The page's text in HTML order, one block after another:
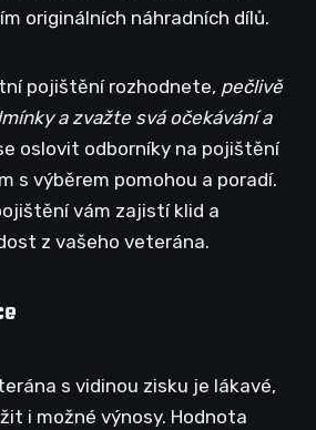
originálních náhradních dílů.
pojištění rozhodnete, pečlivě
a zvažte svá očekávání a
oslovit odborníky na pojištění
s výběrem pomohou a poradí.
vám zajistí klid a
z vašeho veterána.
s vidinou zisku je lákavé,
i možné výnosy. Hodnota